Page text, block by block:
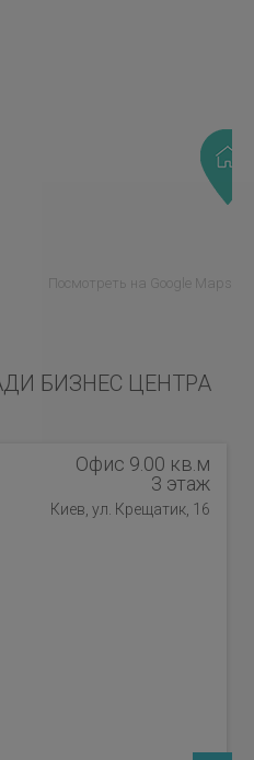
Посмотреть на Google Maps
БИЗНЕС ЦЕНТРА
Офис 9.00 кв.м
3 этаж
Киев, ул. Крещатик, 16